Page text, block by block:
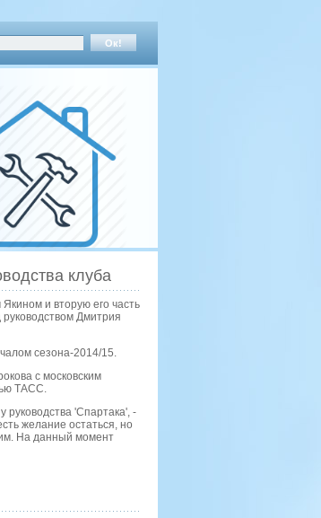
клуба
и вторую его часть
Дмитрия
сезона-2014/15.
с московским
ТАСС.
руководства 'Спартака', -
желание остаться, но
На данный момент